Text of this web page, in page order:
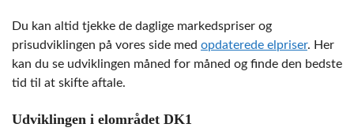
Du kan altid tjekke de daglige markedspriser og
prisudviklingen på vores side med opdaterede elpriser. Her
kan du se udviklingen måned for måned og finde den bedste
tid til at skifte aftale.
Udviklingen i elområdet DK1